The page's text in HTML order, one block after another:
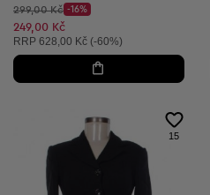
Původní cena:
299,00 Kč
Discount Price:
-16%
Snížená cena:
249,00 Kč
Doporučená cena:
RRP 628,00 Kč (-60%)
15